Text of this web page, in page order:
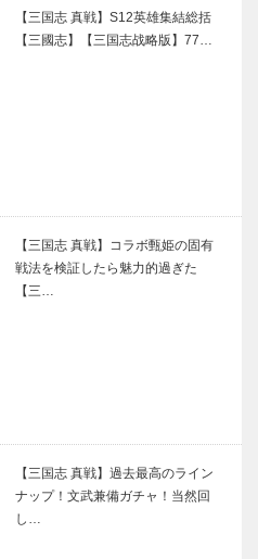
【三国志 真戦】S12英雄集結総括
【三國志】【三国志战略版】77…
【三国志 真戦】コラボ甄姫の固有
戦法を検証したら魅力的過ぎた
【三…
【三国志 真戦】過去最高のライン
ナップ！文武兼備ガチャ！当然回
し…